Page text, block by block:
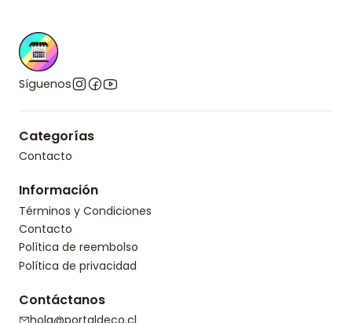
Síguenos
Categorías
Contacto
Información
Términos y Condiciones
Contacto
Política de reembolso
Política de privacidad
Contáctanos